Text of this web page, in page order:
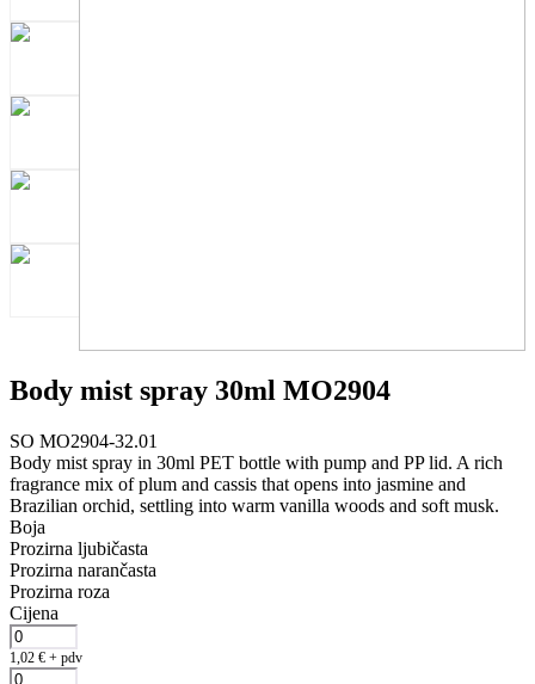
Body mist spray 30ml MO2904
SO MO2904-32.01
Body mist spray in 30ml PET bottle with pump and PP lid. A rich
fragrance mix of plum and cassis that opens into jasmine and
Brazilian orchid, settling into warm vanilla woods and soft musk.
Boja
Prozirna ljubičasta
Prozirna narančasta
Prozirna roza
Cijena
1,02 € + pdv